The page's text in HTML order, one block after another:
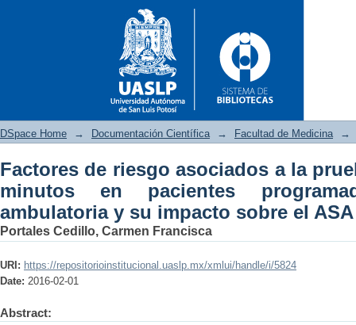
Factores de riesgo
programados para cirugía
DSpace Home → Documentación Científica → Facultad de Medicina →
Factores de riesgo asociados a la
minutos en pacientes
ambulatoria y su impacto sobre el ASA
Portales Cedillo, Carmen Francisca
URI: https://repositorioinstitucional.uaslp.mx/xmlui/handle/i/5824
Date: 2016-02-01
Abstract: